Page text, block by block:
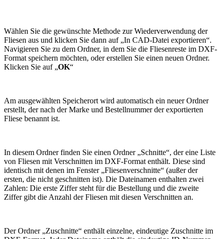
Wählen Sie die gewünschte Methode zur Wiederverwendung der
Fliesen aus und klicken Sie dann auf „In CAD-Datei exportieren“.
Navigieren Sie zu dem Ordner, in dem Sie die Fliesenreste im DXF-
Format speichern möchten, oder erstellen Sie einen neuen Ordner.
Klicken Sie auf „OK“
Am ausgewählten Speicherort wird automatisch ein neuer Ordner
erstellt, der nach der Marke und Bestellnummer der exportierten
Fliese benannt ist.
In diesem Ordner finden Sie einen Ordner „Schnitte“, der eine Liste
von Fliesen mit Verschnitten im DXF-Format enthält. Diese sind
identisch mit denen im Fenster „Fliesenverschnitte“ (außer der
ersten, die nicht geschnitten ist). Die Dateinamen enthalten zwei
Zahlen: Die erste Ziffer steht für die Bestellung und die zweite
Ziffer gibt die Anzahl der Fliesen mit diesen Verschnitten an.
Der Ordner „Zuschnitte“ enthält einzelne, eindeutige Zuschnitte im